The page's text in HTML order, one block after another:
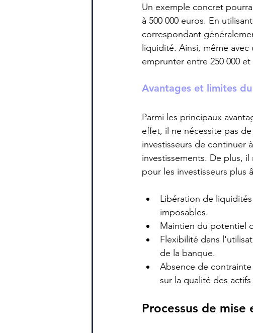
Un exemple concret
à 500 000 euros. En
correspondant
liquidité. Ainsi, même
emprunter entre 250 000 et
Avantages et limites
Parmi les principaux
effet, il ne nécessite pas
investisseurs de continuer
investissements. De plus,
pour les investisseurs plus
Libération de
imposables.
Maintien du potentiel
Flexibilité dans
de la banque.
Absence de
sur la qualité des actifs
Processus de mise